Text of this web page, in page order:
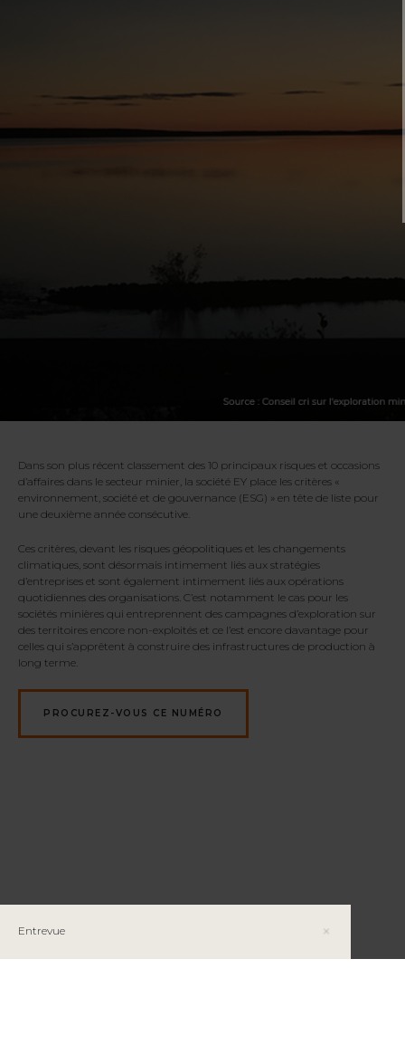
Entrevue
Dans son plus récent classement des 10 principaux risques et occasions
d’affaires dans le secteur minier, la société EY place les critères «
environnement, société et de gouvernance (ESG) » en tête de liste pour
une deuxième année consécutive.
Ces critères, devant les risques géopolitiques et les changements
climatiques, sont désormais intimement liés aux stratégies
d’entreprises et sont également intimement liés aux opérations
quotidiennes des organisations. C’est notamment le cas pour les
sociétés minières qui entreprennent des campagnes d’exploration sur
des territoires encore non-exploités et ce l’est encore davantage pour
celles qui s’apprêtent à construire des infrastructures de production à
long terme.
PROCUREZ-VOUS CE NUMÉRO